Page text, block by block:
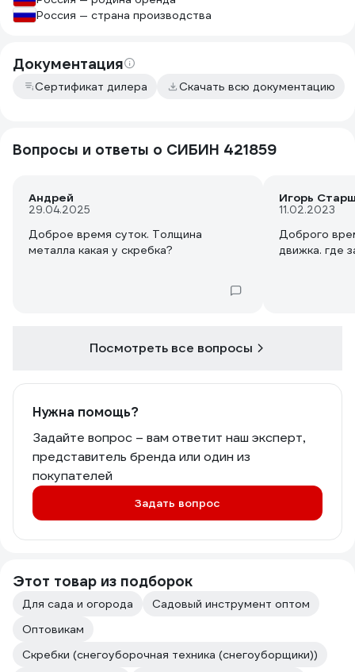
Россия — страна производства
Документация
Сертификат дилера Скачать всю документацию
Вопросы и ответы о СИБИН 421859
Андрей
29.04.2025
Доброе время суток. Толщина
металла какая у скребка?
Игорь
11.02.2023
Доброго
движка. где
Посмотреть все вопросы
Нужна помощь?
Задайте вопрос – вам ответит наш эксперт,
представитель бренда или один из
покупателей
Задать вопрос
Этот товар из подборок
Для сада и огорода
Садовый инструмент оптом
Оптовикам
Скребки (снегоуборочная техника (снегоуборщики))